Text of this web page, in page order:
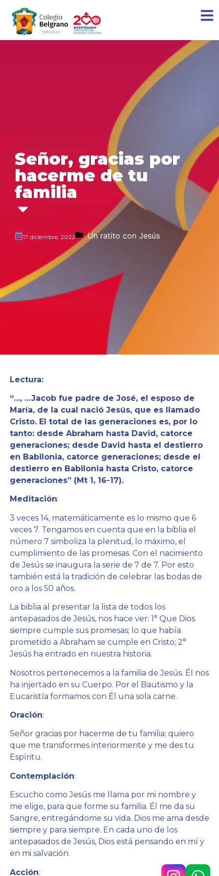
Señor, gracias por
hacerme de tu
familia
17 diciembre, 2022 Un ratito con Jesús
Lectura:
“…, …Jacob fue padre de José, el esposo de
María, de la cual nació Jesús, que es llamado
Cristo. El total de las generaciones es, por lo
tanto: desde Abraham hasta David, catorce
generaciones; desde David hasta el destierro
en Babilonia, catorce generaciones; desde el
destierro en Babilonia hasta Cristo, catorce
generaciones” (Mt 1, 16-17).
Meditación:
3 veces 14, matemáticamente es lo mismo que 6
veces 7. Tengamos en cuenta que en la biblia el
número 7 simboliza la plenitud, lo máximo, el
cumplimiento de las promesas. Con el nacimiento
de Jesús se inaugura la serie de 7 de 7. Por esto
también está la tradición de celebrar las bodas de
oro a los 50 años.
La biblia al presentar la lista de todos los
antepasados de Jesús, nos hace ver: 1° Que Dios
siempre cumple sus promesas; lo que había
prometido a Abraham se cumple en Cristo; 2°
Jesús ha entrado en nuestra historia.
Nosotros pertenecemos a la familia de Jesús. Él nos
ha injertado en su Cuerpo. Por el Bautismo y la
Eucaristía formamos con Él una sola carne.
Oración:
Señor gracias por hacerme de tu familia; quiero
que me transformes interiormente y me des tu
Espíritu.
Contemplación:
Escucho como Jesús me llama por mi nombre y
me elige, para que forme su familia. Él me da su
Sangre, entregándome su vida. Dios me ama desde
siempre y para siempre. En cada uno de los
antepasados de Jesús, Dios está pensando en mí y
en mi salvación.
Acción: